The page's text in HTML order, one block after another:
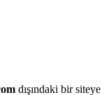
dışındaki bir siteye